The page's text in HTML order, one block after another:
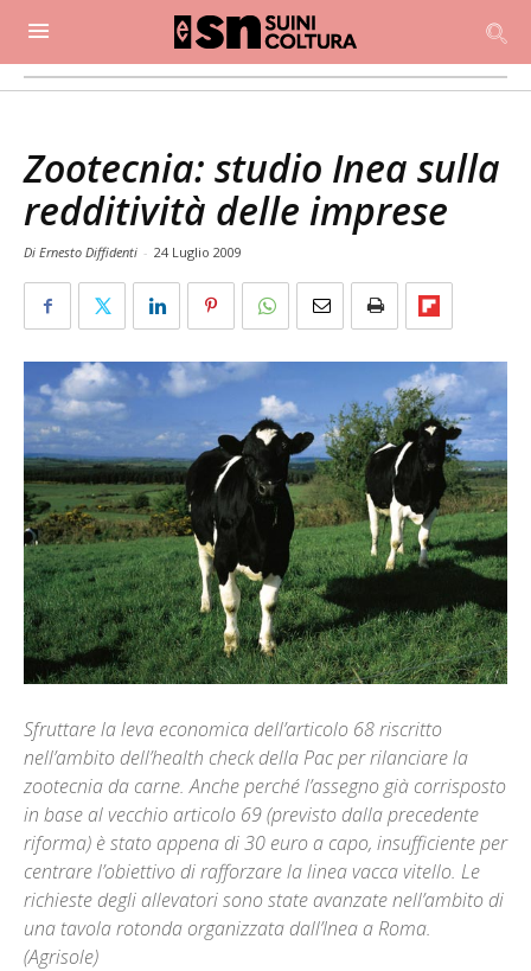
Zootecnia: studio Inea sulla
redditività delle imprese
Di Ernesto Diffidenti - 24 Luglio 2009
Sfruttare la leva economica dell’articolo 68 riscritto
nell’ambito dell’health check della Pac per rilanciare la
zootecnia da carne. Anche perché l’assegno già corrisposto
in base al vecchio articolo 69 (previsto dalla precedente
riforma) è stato appena di 30 euro a capo, insufficiente per
centrare l’obiettivo di rafforzare la linea vacca vitello. Le
richieste degli allevatori sono state avanzate nell’ambito di
una tavola rotonda organizzata dall’Inea a Roma.
(Agrisole)